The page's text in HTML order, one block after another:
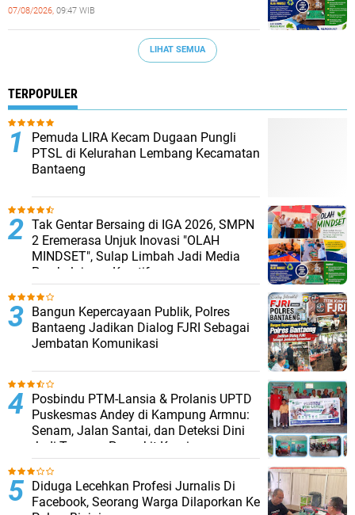
07/08/2026, 09:47 WIB
LIHAT SEMUA
TERPOPULER
Pemuda LIRA Kecam Dugaan Pungli
PTSL di Kelurahan Lembang Kecamatan
Bantaeng
Tak Gentar Bersaing di IGA 2026, SMPN
2 Eremerasa Unjuk Inovasi "OLAH
MINDSET", Sulap Limbah Jadi Media
Pembelajaran Kreatif
Bangun Kepercayaan Publik, Polres
Bantaeng Jadikan Dialog FJRI Sebagai
Jembatan Komunikasi
Posbindu PTM-Lansia & Prolanis UPTD
Puskesmas Andey di Kampung Armnu:
Senam, Jalan Santai, dan Deteksi Dini
Jadi Tameng Penyakit Kronis
Diduga Lecehkan Profesi Jurnalis Di
Facebook, Seorang Warga Dilaporkan Ke